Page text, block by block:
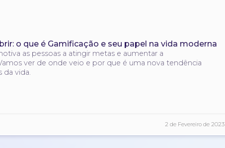
o que é Gamificação e seu papel na vida moderna
as pessoas a atingir metas e aumentar a
ver de onde veio e por que é uma nova tendência
da vida.
2 de Fevereiro de 2023